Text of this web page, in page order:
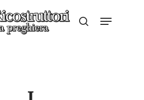
search
Menu